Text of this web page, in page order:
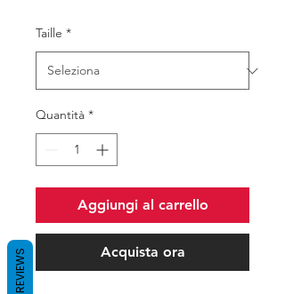
Taille *
Quantità *
Aggiungi al carrello
Acquista ora
REVIEWS